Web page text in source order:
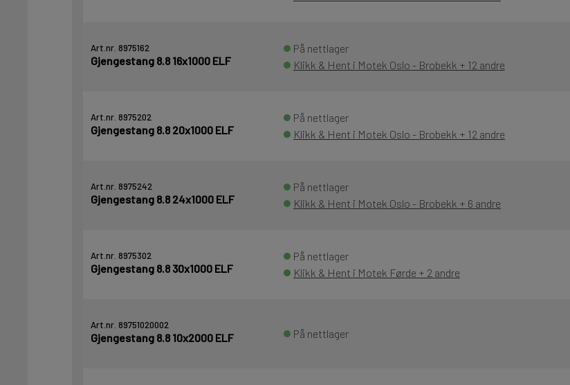
Art.nr. 8975162
Gjengestang 8.8 16x1000 ELF
På nettlager
Klikk & Hent i Motek Oslo - Brobekk + 12 andre
Art.nr. 8975202
Gjengestang 8.8 20x1000 ELF
På nettlager
Klikk & Hent i Motek Oslo - Brobekk + 12 andre
Art.nr. 8975242
Gjengestang 8.8 24x1000 ELF
På nettlager
Klikk & Hent i Motek Oslo - Brobekk + 6 andre
Art.nr. 8975302
Gjengestang 8.8 30x1000 ELF
På nettlager
Klikk & Hent i Motek Førde + 2 andre
Art.nr. 89751020002
Gjengestang 8.8 10x2000 ELF På nettlager